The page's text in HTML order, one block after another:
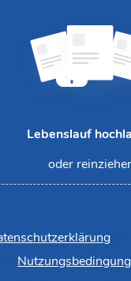
Lebenslauf
oder